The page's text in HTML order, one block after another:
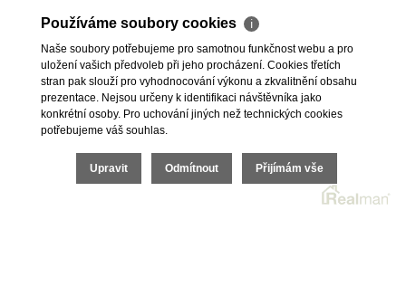
Skladové prostory
Kanceláře
Obchody
Geodetické práce
Úschovy kupních cen
Právní servis
Služby developerům
Pojištění
O společnosti
Používáme soubory cookies ℹ
Naše soubory potřebujeme pro samotnou funkčnost webu a pro
uložení vašich předvoleb při jeho procházení. Cookies třetích
stran pak slouží pro vyhodnocování výkonu a zkvalitnění obsahu
prezentace. Nejsou určeny k identifikaci návštěvníka jako
konkrétní osoby. Pro uchování jiných než technických cookies
potřebujeme váš souhlas.
Upravit Odmítnout Přijímám vše